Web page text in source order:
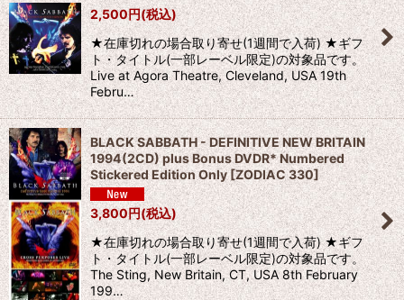
2,500円(税込)
★在庫切れの場合取り寄せ(1週間で入荷) ★ギフ
ト・タイトル(一部レーベル限定)の対象品です。
Live at Agora Theatre, Cleveland, USA 19th
Febru…
BLACK SABBATH - DEFINITIVE NEW BRITAIN
1994(2CD) plus Bonus DVDR* Numbered
Stickered Edition Only [ZODIAC 330]
3,800円(税込)
★在庫切れの場合取り寄せ(1週間で入荷) ★ギフ
ト・タイトル(一部レーベル限定)の対象品です。
The Sting, New Britain, CT, USA 8th February
199…